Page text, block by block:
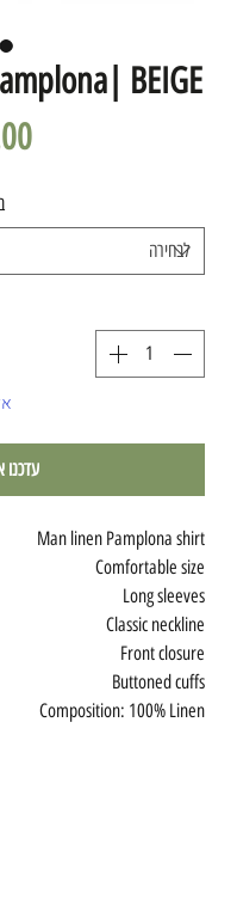
BEIGE
עדכנו
Man linen Pamplona shirt
Comfortable size
Long sleeves
Classic neckline
Front closure
Buttoned cuffs
Composition: 100% Linen